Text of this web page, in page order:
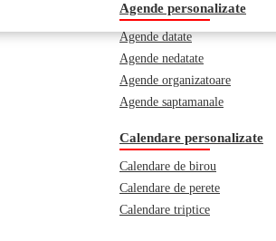
Agende personalizate
Agende datate
Agende nedatate
Agende organizatoare
Agende saptamanale
Calendare personalizate
Calendare de birou
Calendare de perete
Calendare triptice